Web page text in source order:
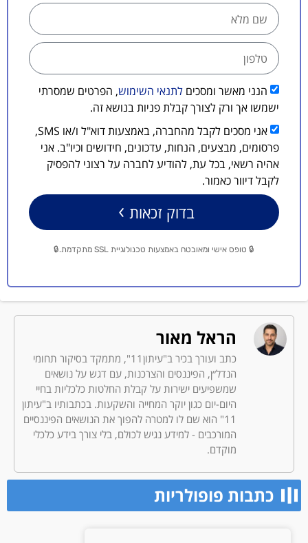
הנני מאשר ומסכים לתנאי השימוש, הפרטים שמסרתי
ישמשו אך ורק לצורך קבלת פניות בנושא זה.
אני מסכים לקבל מהחברה, באמצעות דוא"ל ו/או SMS,
פרסומים, מבצעים, הנחות, עדכונים, חידושים וכיו"ב. אני
אהיה רשאי, בכל עת, להודיע לחברה על רצוני להפסיק
לקבל דיוור כאמור.
בדוק זכאות
🔒 טופס אישי ומאובטח באמצעות טכנולוגיית SSL מתקדמת.🔒
הראל מאור
כתב ועורך בכיר ב"עיתון11", מתמקד בסיקור תחומי
הנדל״ן, הפיננסים והצרכנות, עם דגש על נושאים
שמשפיעים ישירות על קבלת החלטות כלכליות בחיי
היום-יום כגון יוקר המחייה והשקעות. בכתבותיו ב"עיתון
11" הוא שם לו למטרה להפוך את הנושאים הפיננסיים
המורכבים - למידע נגיש לכולם, בלי צורך בידע כלכלי
מוקדם.
כתבות פופולריות​